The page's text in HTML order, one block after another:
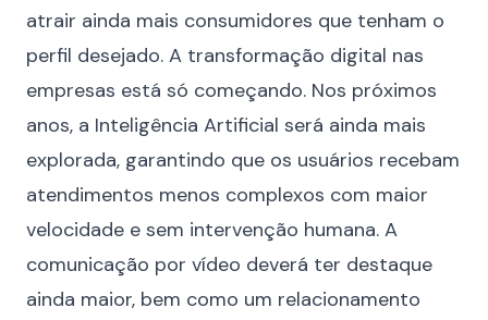
atrair ainda mais consumidores que tenham o
perfil desejado. A transformação digital nas
empresas está só começando. Nos próximos
anos, a Inteligência Artificial será ainda mais
explorada, garantindo que os usuários recebam
atendimentos menos complexos com maior
velocidade e sem intervenção humana. A
comunicação por vídeo deverá ter destaque
ainda maior, bem como um relacionamento